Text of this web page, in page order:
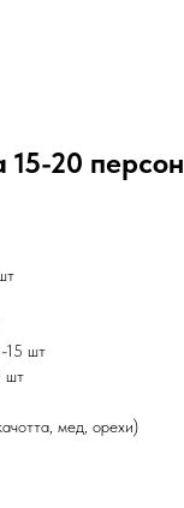
20 персон
15 шт
шт
мед, орехи)